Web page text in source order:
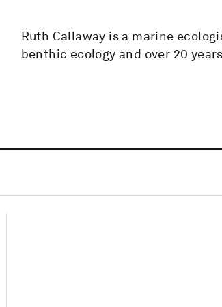
Ruth Callaway is a marine
benthic ecology and over 20